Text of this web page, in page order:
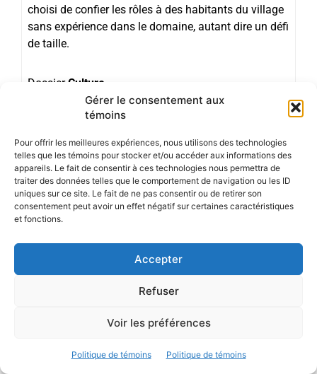
Gérer le consentement aux
témoins
Pour offrir les meilleures expériences, nous utilisons des technologies
telles que les témoins pour stocker et/ou accéder aux informations des
appareils. Le fait de consentir à ces technologies nous permettra de
traiter des données telles que le comportement de navigation ou les ID
uniques sur ce site. Le fait de ne pas consentir ou de retirer son
consentement peut avoir un effet négatif sur certaines caractéristiques
et fonctions.
Accepter
Refuser
Voir les préférences
Politique de témoins Politique de témoins
choisi de confier les rôles à des habitants du village
sans expérience dans le domaine, autant dire un défi
de taille.
DossierCulture.
L’auteure-compositrice-interprète innue Kathia Rock
était l’invitée de David Goudreault pour la deuxième
lecture du projet Déconfine tes pensées en novembre
2020. L’occasion d’aborder avec elle son parcours
l’industrie musicale d’aujourd’hui.
relations toxiques